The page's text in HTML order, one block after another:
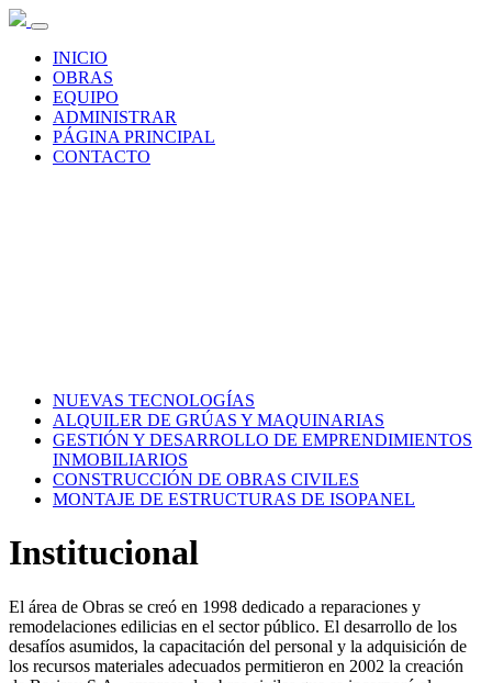
INICIO
OBRAS
EQUIPO
ADMINISTRAR
PÁGINA PRINCIPAL
CONTACTO
NUEVAS TECNOLOGÍAS
ALQUILER DE GRÚAS Y MAQUINARIAS
GESTIÓN Y DESARROLLO DE EMPRENDIMIENTOS
INMOBILIARIOS
CONSTRUCCIÓN DE OBRAS CIVILES
MONTAJE DE ESTRUCTURAS DE ISOPANEL
Institucional
El área de Obras se creó en 1998 dedicado a reparaciones y
remodelaciones edilicias en el sector público. El desarrollo de los
desafíos asumidos, la capacitación del personal y la adquisición de
los recursos materiales adecuados permitieron en 2002 la creación